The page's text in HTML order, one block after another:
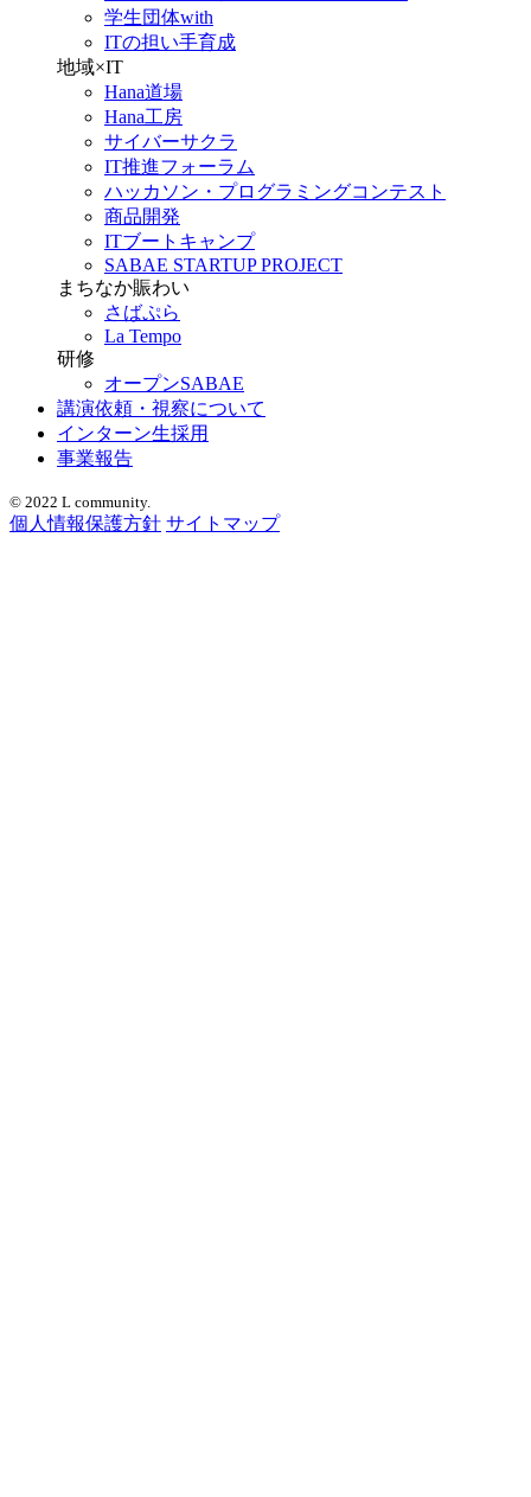
学生団体with
ITの担い手育成
地域×IT
Hana道場
Hana工房
サイバーサクラ
IT推進フォーラム
ハッカソン・プログラミングコンテスト
商品開発
ITブートキャンプ
SABAE STARTUP PROJECT
まちなか賑わい
さばぷら
La Tempo
研修
オープンSABAE
講演依頼・視察について
インターン生採用
事業報告
© 2022 L community.
個人情報保護方針 サイトマップ